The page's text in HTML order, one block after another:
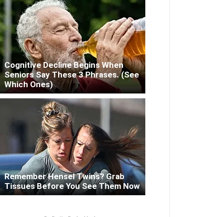
Cognitive Decline Begins When
Seniors Say These 3 Phrases. (See
Which Ones)
Remember Hensel Twins? Grab
Tissues Before You See Them Now